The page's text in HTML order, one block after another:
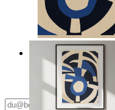
Nordic Graphic Shapes
14,95 €